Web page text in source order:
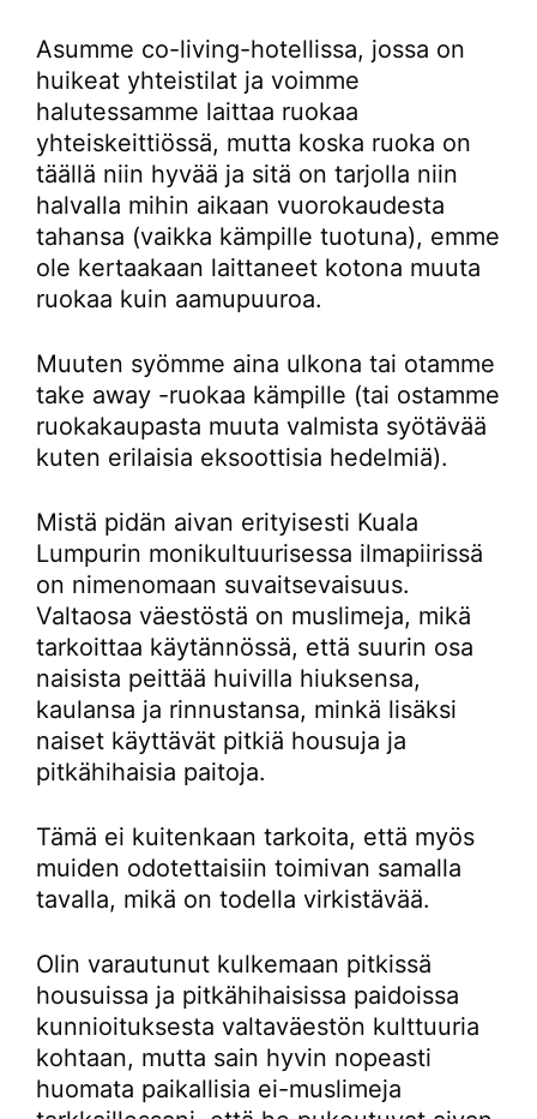
Asumme co-living-hotellissa, jossa on
huikeat yhteistilat ja voimme
halutessamme laittaa ruokaa
yhteiskeittiössä, mutta koska ruoka on
täällä niin hyvää ja sitä on tarjolla niin
halvalla mihin aikaan vuorokaudesta
tahansa (vaikka kämpille tuotuna), emme
ole kertaakaan laittaneet kotona muuta
ruokaa kuin aamupuuroa.
Muuten syömme aina ulkona tai otamme
take away -ruokaa kämpille (tai ostamme
ruokakaupasta muuta valmista syötävää
kuten erilaisia eksoottisia hedelmiä).
Mistä pidän aivan erityisesti Kuala
Lumpurin monikultuurisessa ilmapiirissä
on nimenomaan suvaitsevaisuus.
Valtaosa väestöstä on muslimeja, mikä
tarkoittaa käytännössä, että suurin osa
naisista peittää huivilla hiuksensa,
kaulansa ja rinnustansa, minkä lisäksi
naiset käyttävät pitkiä housuja ja
pitkähihaisia paitoja.
Tämä ei kuitenkaan tarkoita, että myös
muiden odotettaisiin toimivan samalla
tavalla, mikä on todella virkistävää.
Olin varautunut kulkemaan pitkissä
housuissa ja pitkähihaisissa paidoissa
kunnioituksesta valtaväestön kulttuuria
kohtaan, mutta sain hyvin nopeasti
huomata paikallisia ei-muslimeja